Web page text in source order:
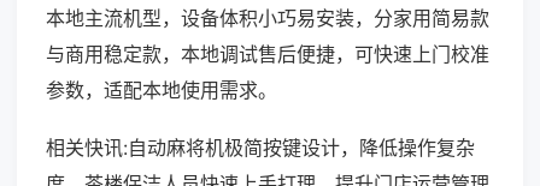
本地主流机型，设备体积小巧易安装，分家用简易款
与商用稳定款，本地调试售后便捷，可快速上门校准
参数，适配本地使用需求。
相关快讯:自动麻将机极简按键设计，降低操作复杂